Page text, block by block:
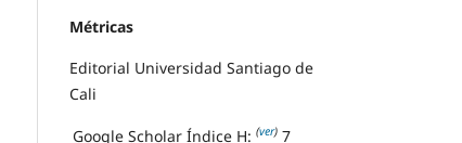
Métricas
Editorial Universidad Santiago de
Cali
Google Scholar Índice H: (ver) 7